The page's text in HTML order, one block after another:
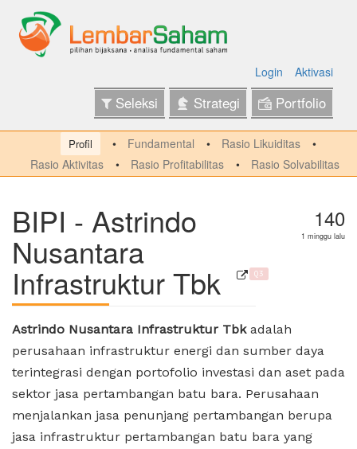
Login Aktivasi
Seleksi Strategi Portfolio
Profil Fundamental
Rasio Likuiditas
Rasio Aktivitas
Rasio Profitabilitas Rasio Solvabilitas
BIPI - Astrindo
Nusantara
Infrastruktur Tbk Q3
140
1 minggu lalu
Astrindo Nusantara Infrastruktur Tbkadalah
perusahaan infrastruktur energi dan sumber daya
terintegrasi dengan portofolio investasi dan aset pada
sektor jasa pertambangan batu bara. Perusahaan
menjalankan jasa penunjang pertambangan berupa
jasa infrastruktur pertambangan batu bara yang